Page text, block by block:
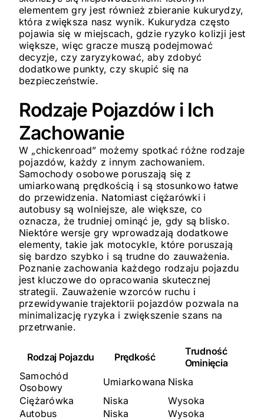
elementem gry jest również zbieranie kukurydzy,
która zwiększa nasz wynik. Kukurydza często
pojawia się w miejscach, gdzie ryzyko kolizji jest
większe, więc gracze muszą podejmować
decyzje, czy zaryzykować, aby zdobyć
dodatkowe punkty, czy skupić się na
bezpieczeństwie.
Rodzaje Pojazdów i Ich
Zachowanie
W „chickenroad” możemy spotkać różne rodzaje
pojazdów, każdy z innym zachowaniem.
Samochody osobowe poruszają się z
umiarkowaną prędkością i są stosunkowo łatwe
do przewidzenia. Natomiast ciężarówki i
autobusy są wolniejsze, ale większe, co
oznacza, że trudniej ominąć je, gdy są blisko.
Niektóre wersje gry wprowadzają dodatkowe
elementy, takie jak motocykle, które poruszają
się bardzo szybko i są trudne do zauważenia.
Poznanie zachowania każdego rodzaju pojazdu
jest kluczowe do opracowania skutecznej
strategii. Zauważenie wzorców ruchu i
przewidywanie trajektorii pojazdów pozwala na
minimalizację ryzyka i zwiększenie szans na
przetrwanie.
Rodzaj Pojazdu Prędkość
Trudność
Ominięcia
Samochód
Osobowy
Umiarkowana Niska
Ciężarówka
Niska
Wysoka
Autobus
Niska
Wysoka